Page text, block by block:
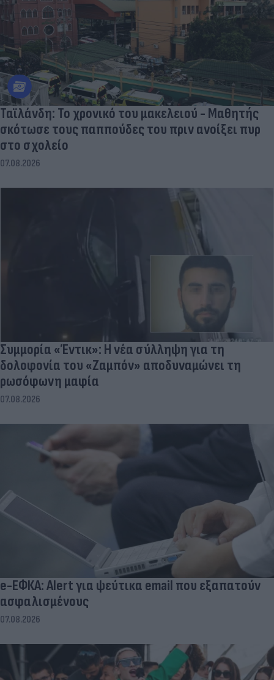
Ταϊλάνδη: Το χρονικό του μακελειού - Μαθητής
σκότωσε τους παππούδες του πριν ανοίξει πυρ
στο σχολείο
07.08.2026
Συμμορία «Έντικ»: Η νέα σύλληψη για τη
δολοφονία του «Ζαμπόν» αποδυναμώνει τη
ρωσόφωνη μαφία
07.08.2026
e-ΕΦΚΑ: Alert για ψεύτικα email που εξαπατούν
ασφαλισμένους
07.08.2026